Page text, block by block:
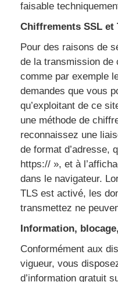
faisable
Chiffrements SSL et
Pour des raisons de
de la transmission de
comme par exemple
demandes que vous
qu’exploitant de ce
une méthode de
reconnaissez une
de format d’adresse,
https:// », et à
dans le navigateur.
TLS est activé, les
transmettez ne
Information,
Conformément aux
vigueur, vous
d’information gratuit